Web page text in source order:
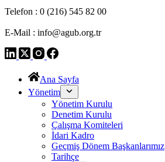
Telefon : 0 (216) 545 82 00
E-Mail : info@agub.org.tr
Ana Sayfa
Yönetim
Yönetim Kurulu
Denetim Kurulu
Çalışma Komiteleri
İdari Kadro
Geçmiş Dönem Başkanlarımız
Tarihçe